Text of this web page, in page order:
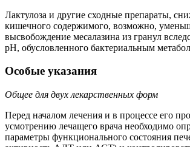
Лактулоза и другие сходные препараты,
кишечного содержимого, возможно,
высвобождение месалазина из гранул
рН, обусловленного бактериальным
Особые указания
Общее для двух лекарственных форм
Перед началом лечения и в процессе его
усмотрению лечащего врача необходимо
параметры функционального состояния